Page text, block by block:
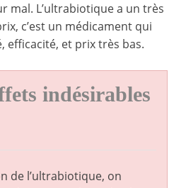
mal. L’ultrabiotique a un très
c’est un médicament qui
efficacité, et prix très bas.
indésirables
de l’ultrabiotique, on